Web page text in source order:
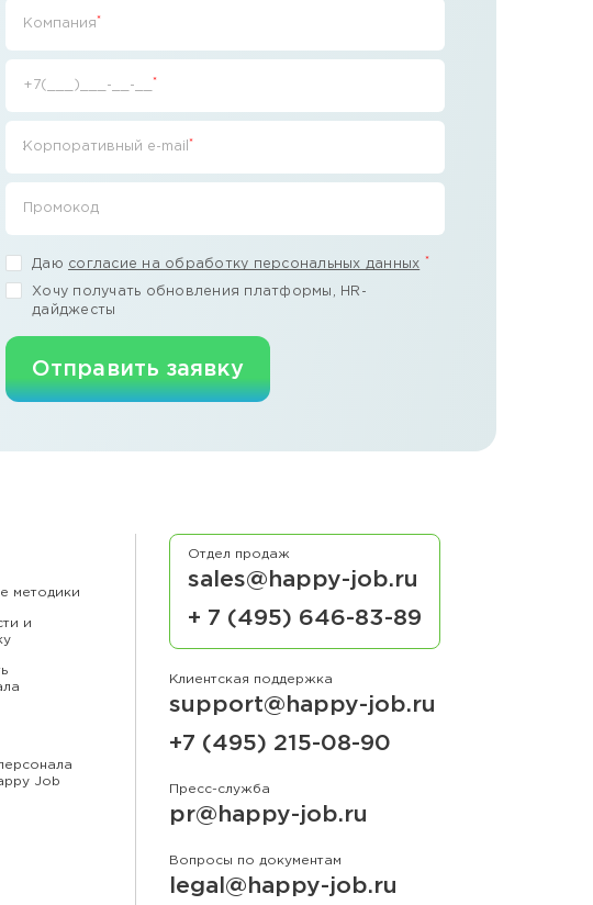
Компания*
+7(___)___-__-__ *
Корпоративный e-mail *
Промокод
Даю согласие на обработку персональных данных *
Хочу получать обновления платформы, HR-
дайджесты
Отправить заявку
методики
и
Job
Отдел продаж
sales@happy-job.ru
+ 7 (495) 646-83-89
Клиентская поддержка
support@happy-job.ru
+7 (495) 215-08-90
Пресс-служба
pr@happy-job.ru
Вопросы по документам
legal@happy-job.ru